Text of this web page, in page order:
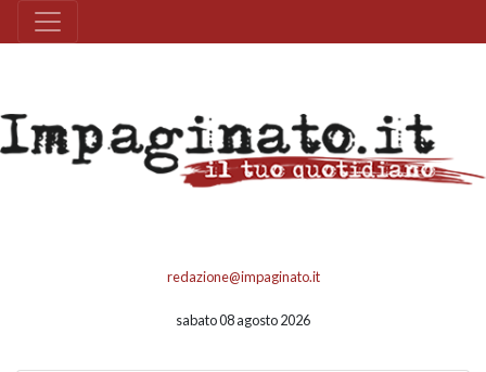
redazione@impaginato.it
sabato 08 agosto 2026